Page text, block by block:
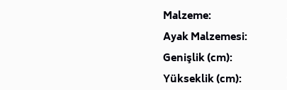
Malzeme:
Ayak Malzemesi:
Genişlik (cm):
Yükseklik (cm):